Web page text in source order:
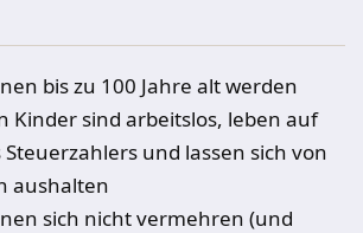
bis zu 100 Jahre alt werden
Kinder sind arbeitslos, leben auf
Steuerzahlers und lassen sich von
aushalten
sich nicht vermehren (und